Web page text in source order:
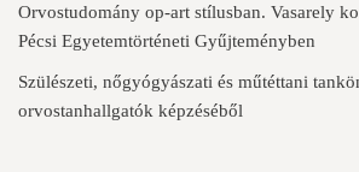
Orvostudomány op-art stílusban. Vasarely
Pécsi Egyetemtörténeti Gyűjteményben
Szülészeti, nőgyógyászati és műtéttani
orvostanhallgatók képzéséből